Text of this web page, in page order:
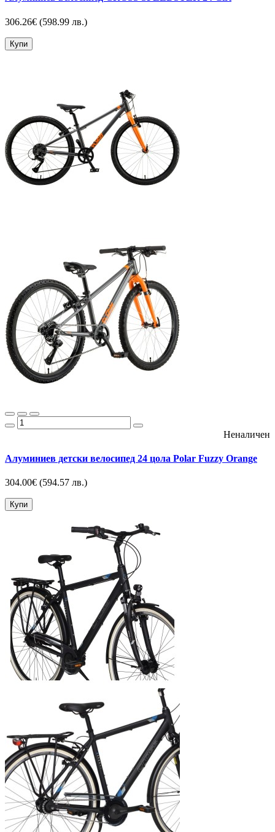
306.26€ (598.99 лв.)
Купи
Неналичен
Алуминиев детски велосипед 24 цола Polar Fuzzy Orange
304.00€ (594.57 лв.)
Купи